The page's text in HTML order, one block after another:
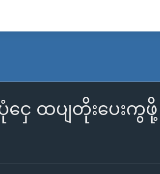
ငှေ ထပျတိုးပေးကွဖို့